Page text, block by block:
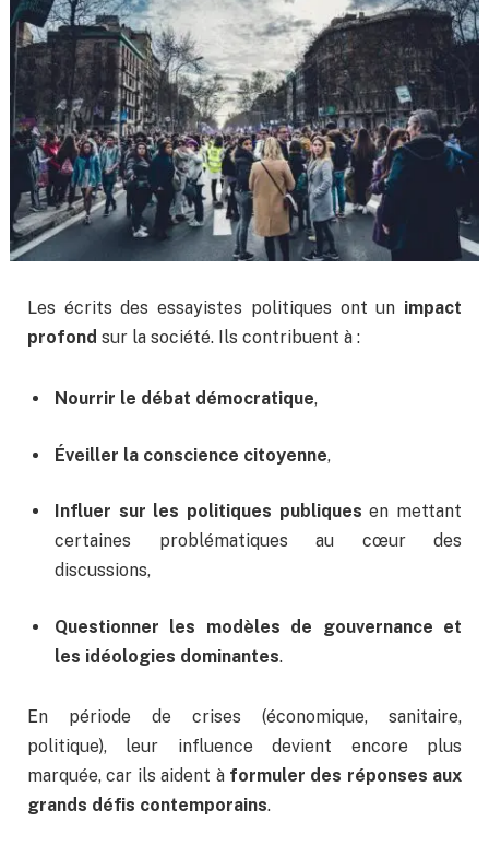
Les écrits des essayistes politiques ont un impact
profond sur la société. Ils contribuent à :
Nourrir le débat démocratique,
Éveiller la conscience citoyenne,
Influer sur les politiques publiques en mettant
certaines problématiques au cœur des
discussions,
Questionner les modèles de gouvernance et
les idéologies dominantes.
En période de crises (économique, sanitaire,
politique), leur influence devient encore plus
marquée, car ils aident à formuler des réponses aux
grands défis contemporains.